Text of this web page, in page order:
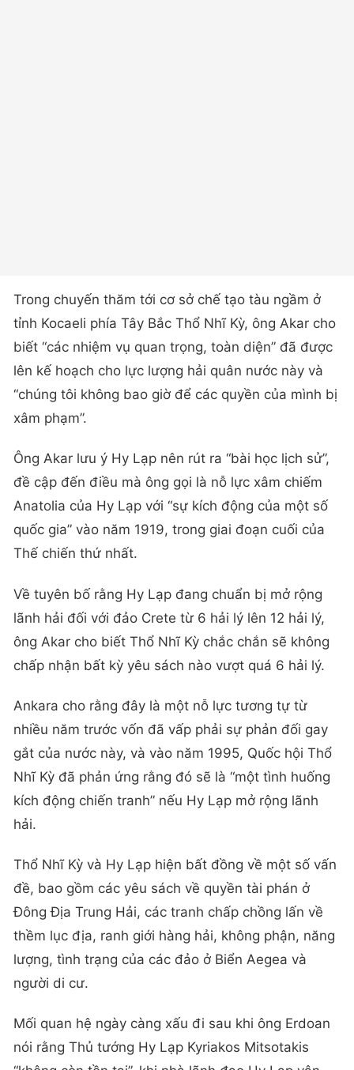
Trong chuyến thăm tới cơ sở chế tạo tàu ngầm ở
tỉnh Kocaeli phía Tây Bắc Thổ Nhĩ Kỳ, ông Akar cho
biết “các nhiệm vụ quan trọng, toàn diện” đã được
lên kế hoạch cho lực lượng hải quân nước này và
“chúng tôi không bao giờ để các quyền của mình bị
xâm phạm”.
Ông Akar lưu ý Hy Lạp nên rút ra “bài học lịch sử”,
đề cập đến điều mà ông gọi là nỗ lực xâm chiếm
Anatolia của Hy Lạp với “sự kích động của một số
quốc gia” vào năm 1919, trong giai đoạn cuối của
Thế chiến thứ nhất.
Về tuyên bố rằng Hy Lạp đang chuẩn bị mở rộng
lãnh hải đối với đảo Crete từ 6 hải lý lên 12 hải lý,
ông Akar cho biết Thổ Nhĩ Kỳ chắc chắn sẽ không
chấp nhận bất kỳ yêu sách nào vượt quá 6 hải lý.
Ankara cho rằng đây là một nỗ lực tương tự từ
nhiều năm trước vốn đã vấp phải sự phản đối gay
gắt của nước này, và vào năm 1995, Quốc hội Thổ
Nhĩ Kỳ đã phản ứng rằng đó sẽ là “một tình huống
kích động chiến tranh” nếu Hy Lạp mở rộng lãnh
hải.
Thổ Nhĩ Kỳ và Hy Lạp hiện bất đồng về một số vấn
đề, bao gồm các yêu sách về quyền tài phán ở
Đông Địa Trung Hải, các tranh chấp chồng lấn về
thềm lục địa, ranh giới hàng hải, không phận, năng
lượng, tình trạng của các đảo ở Biển Aegea và
người di cư.
Mối quan hệ ngày càng xấu đi sau khi ông Erdoan
nói rằng Thủ tướng Hy Lạp Kyriakos Mitsotakis